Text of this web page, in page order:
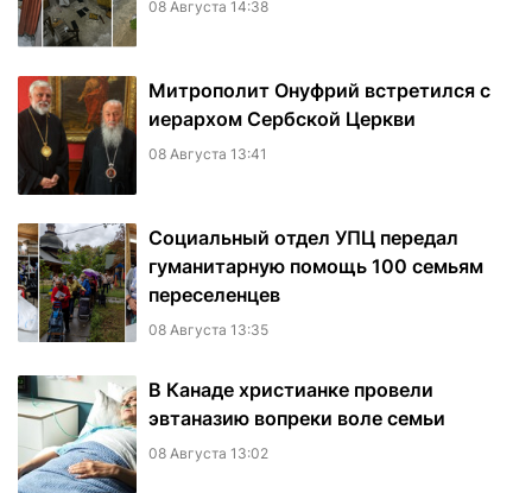
08 Августа 14:38
Митрополит Онуфрий встретился с
иерархом Сербской Церкви
08 Августа 13:41
Социальный отдел УПЦ передал
гуманитарную помощь 100 семьям
переселенцев
08 Августа 13:35
В Канаде христианке провели
эвтаназию вопреки воле семьи
08 Августа 13:02